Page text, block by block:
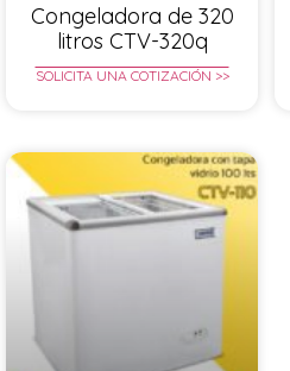
Congeladora de 320
litros CTV-320q
SOLICITA UNA COTIZACIÓN >>